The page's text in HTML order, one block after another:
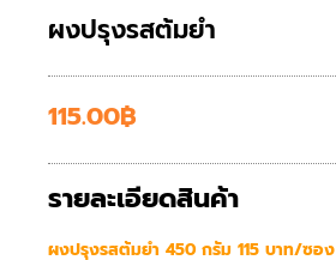
ผงปรุงรสต้มยำ
115.00฿
รายละเอียดสินค้า
ผงปรุงรสต้มยำ 450 กรัม 115 บาท/ซอง